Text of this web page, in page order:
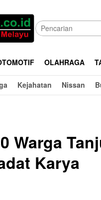
OLAHRAGA
Kejahatan Nissan
Warga
Karya